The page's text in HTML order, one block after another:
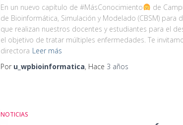
En un nuevo capítulo de #MásConocimiento
de
de Bioinformática, Simulación y Modelado (CBSM) para
que realizan nuestros docentes y estudiantes para el
el objetivo de tratar múltiples enfermedades. Te
directora Leer más
Por u_wpbioinformatica, Hace 3 años
NOTICIAS